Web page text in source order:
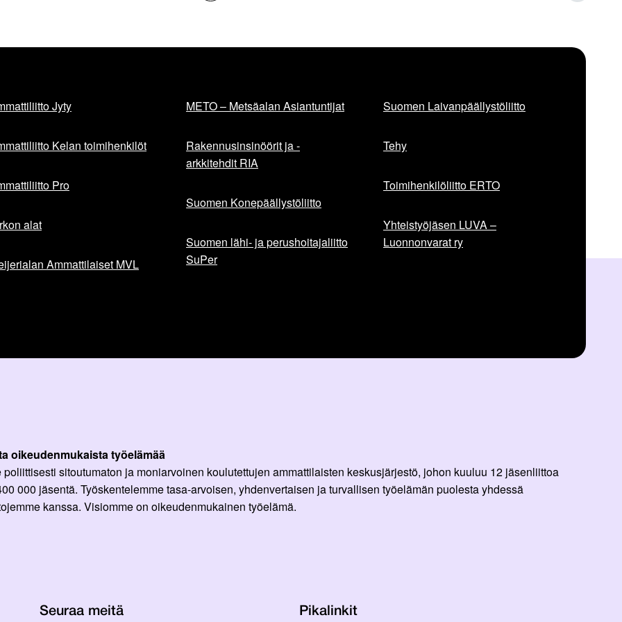
a
a
Jyty
Kelan toimihenkilöt
Pro
alat
Ammattilaiset MVL
METO – Metsäalan Asiantuntijat
Rakennusinsinöörit ja -
arkkitehdit RIA
Suomen Konepäällystöliitto
Suomen lähi- ja perushoitajaliitto
SuPer
Suomen Laivanpäällystöliitto
Tehy
Toimihenkilöliitto ERTO
Yhteistyöjäsen LUVA –
Luonnonvarat ry
oikeudenmukaista työelämää
poliittisesti sitoutumaton ja moniarvoinen koulutettujen ammattilaisten keskusjärjestö, johon kuuluu 12 jäsenliittoa
000 jäsentä. Työskentelemme tasa-arvoisen, yhdenvertaisen ja turvallisen työelämän puolesta yhdessä
kanssa. Visiomme on oikeudenmukainen työelämä.
Seuraa meitä Pikalinkit